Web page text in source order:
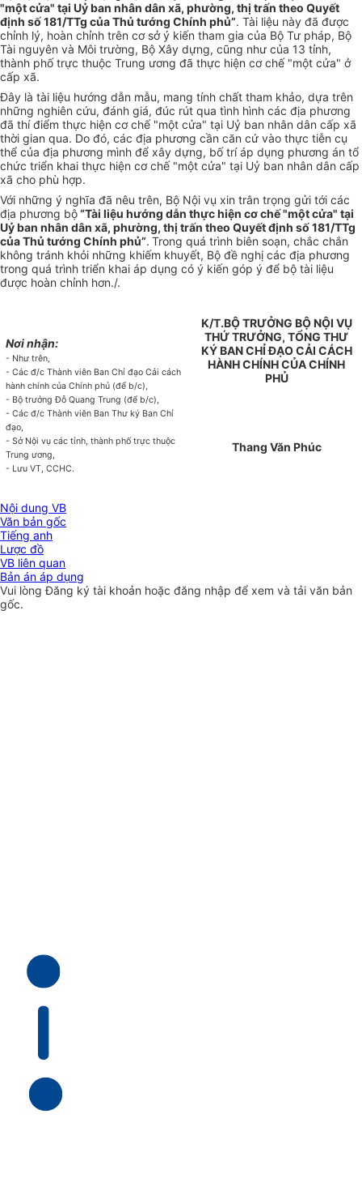
"một cửa" tại Uỷ ban nhân dân xã, phường, thị trấn theo Quyết
định số 181/TTg của Thủ tướng Chính phủ”. Tài liệu này đã được
chỉnh lý, hoàn chỉnh trên cơ sở ý kiến tham gia của Bộ Tư pháp, Bộ
Tài nguyên và Môi trường, Bộ Xây dựng, cũng như của 13 tỉnh,
thành phố trực thuộc Trung ương đã thực hiện cơ chế "một cửa" ở
cấp xã.
Đây là tài liệu hướng dẫn mẫu, mang tính chất tham khảo, dựa trên
những nghiên cứu, đánh giá, đúc rút qua tình hình các địa phương
đã thí điểm thực hiện cơ chế "một cửa" tại Uỷ ban nhân dân cấp xã
thời gian qua. Do đó, các địa phương cần căn cứ vào thực tiễn cụ
thể của địa phương mình để xây dựng, bố trí áp dụng phương án tổ
chức triển khai thực hiện cơ chế "một cửa" tại Uỷ ban nhân dân cấp
xã cho phù hợp.
Với những ý nghĩa đã nêu trên, Bộ Nội vụ xin trân trọng gửi tới các
địa phương bộ“Tài liệu hướng dẫn thực hiện cơ chế "một cửa" tại
Uỷ ban nhân dân xã, phường, thị trấn theo Quyết định số 181/TTg
của Thủ tướng Chính phủ”. Trong quá trình biên soạn, chắc chắn
không tránh khỏi những khiếm khuyết, Bộ đề nghị các địa phương
trong quá trình triển khai áp dụng có ý kiến góp ý để bộ tài liệu
được hoàn chỉnh hơn./.
Nơi nhận:
- Như trên,
- Các đ/c Thành viên Ban Chỉ đạo Cải cách
hành chính của Chính phủ (để b/c),
- Bộ trưởng Đỗ Quang Trung (để b/c),
- Các đ/c Thành viên Ban Thư ký Ban Chỉ
đạo,
- Sở Nội vụ các tỉnh, thành phố trực thuộc
Trung ương,
- Lưu VT, CCHC.
K/T.BỘ TRƯỞNG BỘ NỘI VỤ
THỨ TRƯỞNG, TỔNG THƯ
KÝ BAN CHỈ ĐẠO CẢI CÁCH
HÀNH CHÍNH CỦA CHÍNH
PHỦ
Thang Văn Phúc
Nội dung VB
Văn bản gốc
Tiếng anh
Lược đồ
VB liên quan
Bản án áp dụng
Vui lòngĐăng ký tài khoản hoặc đăng nhập để xem và tải văn bản
gốc.